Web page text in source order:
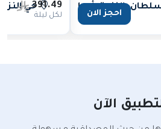
سلطان، النزهة، أبها
احجز الان
حي391.49
لكل ليلة
الآن